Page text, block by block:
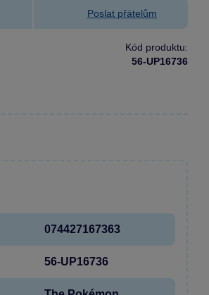
Poslat přátelům
Kód produktu:
56-UP16736
074427167363
56-UP16736